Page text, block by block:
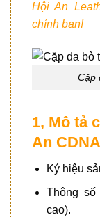
Hội An
chính bạn!
Cặp
1, Mô tả
An
Ký hiệu
Thông
cao).